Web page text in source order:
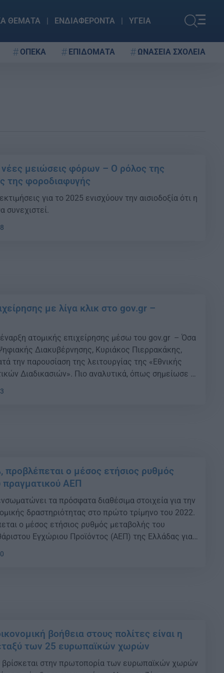
ΘΕΜΑΤΑ ΕΝΔΙΑΦΕΡΟΝΤΑ ΥΓΕΙΑ
ΟΠΕΚΑ ΕΠΙΔΟΜΑΤΑ ΩΝΑΣΕΙΑ ΣΧΟΛΕΙΑ
νέες μειώσεις φόρων – Ο ρόλος της
της φοροδιαφυγής
για το 2025 ενισχύουν την αισιοδοξία ότι η
συνεχιστεί.
με λίγα κλικ στο gov.gr –
ατομικής επιχείρησης μέσω του gov.gr – Όσα
Διακυβέρνησης, Κυριάκος Πιερρακάκης,
την παρουσίαση της λειτουργίας της «Εθνικής
Διαδικασιών». Πιο αναλυτικά, όπως σημείωσε ο
επιχειρήσεις ιδρύονται κάθε μέρα, πέρυσι
επιχειρήσεις. Απαιτούσε παραπάνω από 5
να […]
προβλέπεται ο μέσος ετήσιος ρυθμός
πραγματικού ΑΕΠ
τα πρόσφατα διαθέσιμα στοιχεία για την
δραστηριότητας στο πρώτο τρίμηνο του 2022.
ο μέσος ετήσιος ρυθμός μεταβολής του
Εγχώριου Προϊόντος (ΑΕΠ) της Ελλάδας για
με τις προβλέψεις του υποδείγματος
βραχυπρόθεσμες προοπτικές του ΑΕΠ της
βοήθεια στους πολίτες είναι η
των 25 ευρωπαϊκών χωρών
στην πρωτοπορία των ευρωπαϊκών χωρών